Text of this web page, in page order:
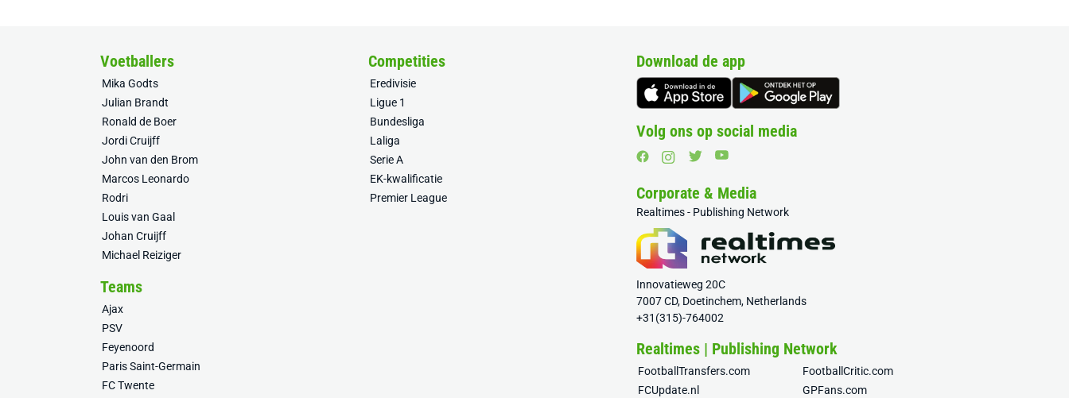
Voetballers
Mika Godts
Julian Brandt
Ronald de Boer
Jordi Cruijff
John van den Brom
Marcos Leonardo
Rodri
Louis van Gaal
Johan Cruijff
Michael Reiziger
Competities
Eredivisie
Ligue 1
Bundesliga
Laliga
Serie A
EK-kwalificatie
Premier League
Teams
Ajax
PSV
Feyenoord
Paris Saint-Germain
FC Twente
Download de app
Volg ons op social media
Corporate & Media
Realtimes - Publishing Network
Innovatieweg 20C
7007 CD, Doetinchem, Netherlands
+31(315)-764002
Realtimes | Publishing Network
FootballTransfers.com
FootballCritic.com
FCUpdate.nl
GPFans.com